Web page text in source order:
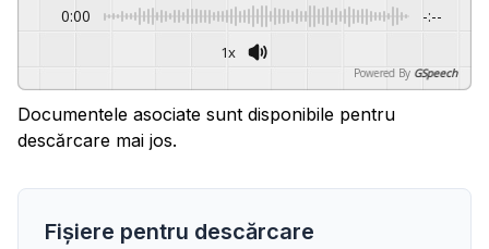
0:00 -:--
1x
Powered By GSpeech
Documentele asociate sunt disponibile pentru
descărcare mai jos.
Fișiere pentru descărcare